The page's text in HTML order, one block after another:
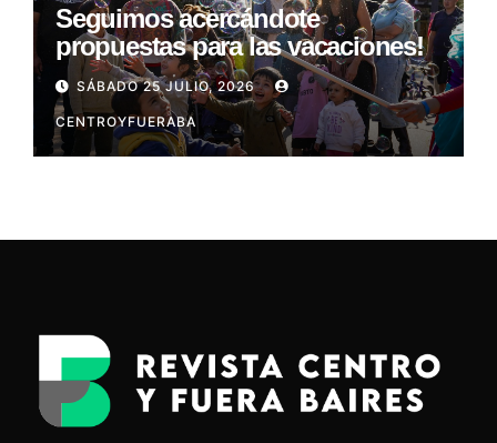
Seguimos acercándote
propuestas para las vacaciones!
SÁBADO 25 JULIO, 2026
CENTROYFUERABA